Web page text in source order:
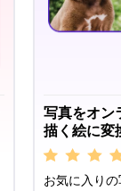
写真をオン
描く絵に変
お気に入り